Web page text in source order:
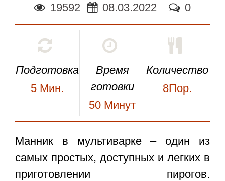
19592 08.03.2022 0
Подготовка
5 Мин.
Время
готовки
50 Минут
Количество
8Пор.
Манник в мультиварке– один из
самых простых, доступных и легких в
приготовлении пирогов.